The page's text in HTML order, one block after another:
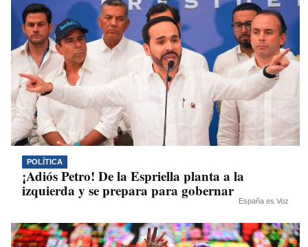
POLÍTICA
¡Adiós Petro! De la Espriella planta a la
izquierda y se prepara para gobernar
España es Voz